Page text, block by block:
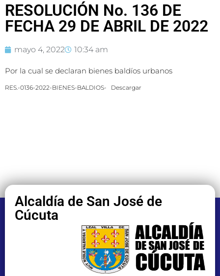
RESOLUCIÓN No. 136 DE
FECHA 29 DE ABRIL DE 2022
mayo 4, 2022 10:34 am
Por la cual se declaran bienes baldíos urbanos
RES.-0136-2022-BIENES-BALDIOS- Descargar
Alcaldía de San José de
Cúcuta